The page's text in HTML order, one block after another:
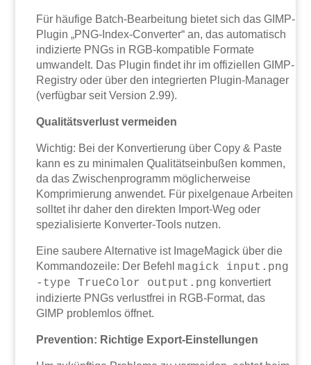
Für häufige Batch-Bearbeitung bietet sich das GIMP-
Plugin „PNG-Index-Converter“ an, das automatisch
indizierte PNGs in RGB-kompatible Formate
umwandelt. Das Plugin findet ihr im offiziellen GIMP-
Registry oder über den integrierten Plugin-Manager
(verfügbar seit Version 2.99).
Qualitätsverlust vermeiden
Wichtig: Bei der Konvertierung über Copy & Paste
kann es zu minimalen Qualitätseinbußen kommen,
da das Zwischenprogramm möglicherweise
Komprimierung anwendet. Für pixelgenaue Arbeiten
solltet ihr daher den direkten Import-Weg oder
spezialisierte Konverter-Tools nutzen.
Eine saubere Alternative ist ImageMagick über die
Kommandozeile: Der Befehlmagick input.png
-type TrueColor output.png konvertiert
indizierte PNGs verlustfrei in RGB-Format, das
GIMP problemlos öffnet.
Prevention: Richtige Export-Einstellungen